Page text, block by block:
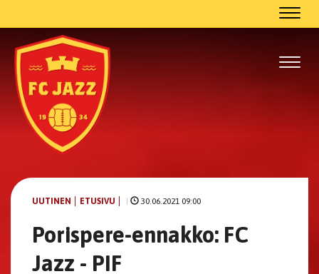
UUTINEN ETUSIVU 30.06.2021 09:00
Porispere-ennakko: FC
Jazz - PIF